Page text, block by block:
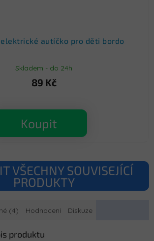
autíčko pro děti bordo
Skladem - do 24h
89 Kč
Koupit
VŠECHNY SOUVISEJÍCÍ
PRODUKTY
(4) Hodnocení Diskuze
produktu